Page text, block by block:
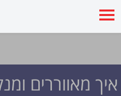
איך מאווררים